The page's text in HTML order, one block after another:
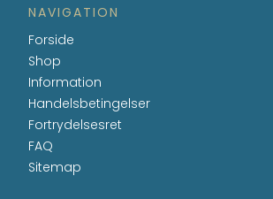
NAVIGATION
Forside
Shop
Information
Handelsbetingelser
Fortrydelsesret
FAQ
Sitemap